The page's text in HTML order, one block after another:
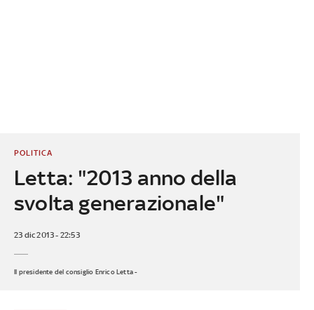
Letta: "2013 anno della
svolta generazionale"
POLITICA
23 dic 2013 - 22:53
Il presidente del consiglio Enrico Letta -